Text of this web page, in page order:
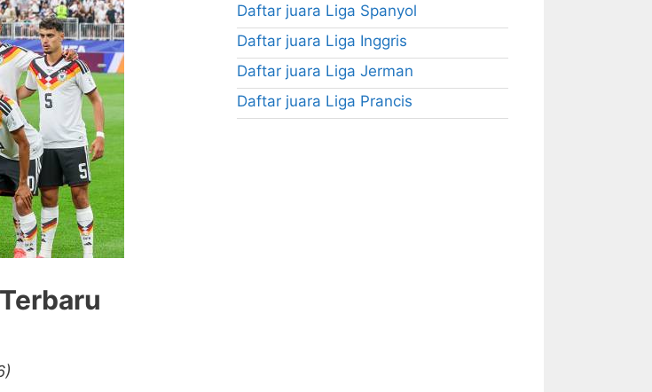
Daftar juara Liga Spanyol
Daftar juara Liga Inggris
Daftar juara Liga Jerman
Daftar juara Liga Prancis